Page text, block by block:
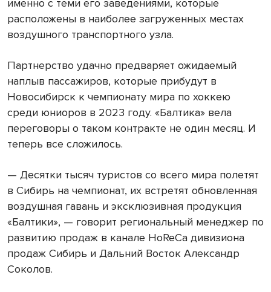
именно с теми его заведениями, которые
расположены в наиболее загруженных местах
воздушного транспортного узла.
Партнерство удачно предваряет ожидаемый
наплыв пассажиров, которые прибудут в
Новосибирск к чемпионату мира по хоккею
среди юниоров в 2023 году. «Балтика» вела
переговоры о таком контракте не один месяц. И
теперь все сложилось.
— Десятки тысяч туристов со всего мира полетят
в Сибирь на чемпионат, их встретят обновленная
воздушная гавань и эксклюзивная продукция
«Балтики», — говорит региональный менеджер по
развитию продаж в канале HoReCa дивизиона
продаж Сибирь и Дальний Восток Александр
Соколов.